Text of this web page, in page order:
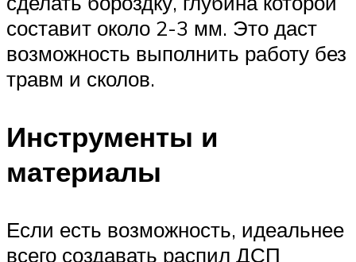
составит около 2-3 мм. Это даст
возможность выполнить работу без
травм и сколов.
Инструменты и
материалы
Если есть возможность, идеальнее
всего создавать распил ДСП